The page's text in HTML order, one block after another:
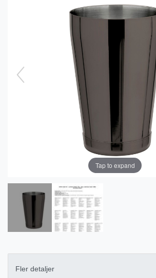
Tap to expand
Fler detaljer